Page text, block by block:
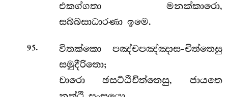
එකග්ගතා මනක්කාරො,
සබ්බසාධාරණා ඉමෙ.
95.
විතක්කො පඤ්චපඤ්ඤාස-චිත්තෙසු
සමුදීරිතො;
චාරො ඡසට්ඨිචිත්තෙසු, ජායතෙ